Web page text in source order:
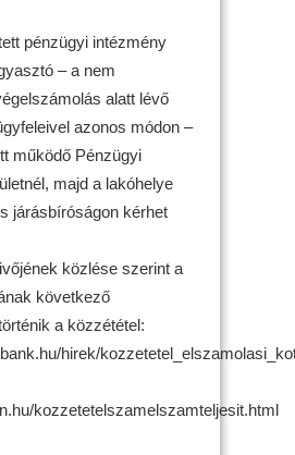
pénzügyi intézmény
– a nem
alatt lévő
azonos módon –
működő Pénzügyi
majd a lakóhelye
járásbíróságon kérhet
közlése szerint a
következő
a közzététel:
hirek/
kozzetetelszamelszamteljesit.html